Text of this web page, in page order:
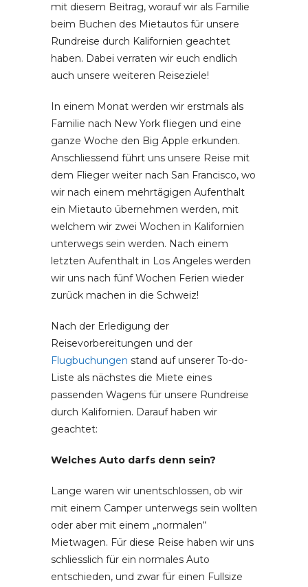
mit diesem Beitrag, worauf wir als Familie
beim Buchen des Mietautos für unsere
Rundreise durch Kalifornien geachtet
haben. Dabei verraten wir euch endlich
auch unsere weiteren Reiseziele!
In einem Monat werden wir erstmals als
Familie nach New York fliegen und eine
ganze Woche den Big Apple erkunden.
Anschliessend führt uns unsere Reise mit
dem Flieger weiter nach San Francisco, wo
wir nach einem mehrtägigen Aufenthalt
ein Mietauto übernehmen werden, mit
welchem wir zwei Wochen in Kalifornien
unterwegs sein werden. Nach einem
letzten Aufenthalt in Los Angeles werden
wir uns nach fünf Wochen Ferien wieder
zurück machen in die Schweiz!
Nach der Erledigung der
Reisevorbereitungen und der
Flugbuchungen stand auf unserer To-do-
Liste als nächstes die Miete eines
passenden Wagens für unsere Rundreise
durch Kalifornien. Darauf haben wir
geachtet:
Welches Auto darfs denn sein?
Lange waren wir unentschlossen, ob wir
mit einem Camper unterwegs sein wollten
oder aber mit einem „normalen“
Mietwagen. Für diese Reise haben wir uns
schliesslich für ein normales Auto
entschieden, und zwar für einen Fullsize